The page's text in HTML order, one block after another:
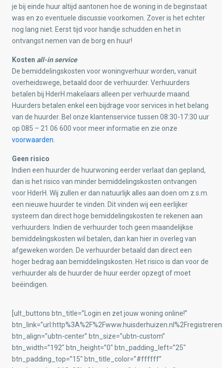
je bij einde huur altijd aantonen hoe de woning in de beginstaat
was en zo eventuele discussie voorkomen. Zover is het echter
nog lang niet. Eerst tijd voor handje schudden en het in
ontvangst nemen van de borg en huur!
Kosten all-in service
De bemiddelingskosten voor woningverhuur worden, vanuit
overheidswege, betaald door de verhuurder. Verhuurders
betalen bij HderH makelaars alleen per verhuurde maand.
Huurders betalen enkel een bijdrage voor services in het belang
van de huurder. Bel onze klantenservice tussen 08:30-17:30 uur
op 085 – 21 06 600 voor meer informatie en zie onze
voorwaarden.
Geen risico
Indien een huurder de huurwoning eerder verlaat dan gepland,
dan is het risico van minder bemiddelingskosten ontvangen
voor HderH. Wij zullen er dan natuurlijk alles aan doen om z.s.m.
een nieuwe huurder te vinden. Dit vinden wij een eerlijker
systeem dan direct hoge bemiddelingskosten te rekenen aan
verhuurders. Indien de verhuurder toch geen maandelijkse
bemiddelingskosten wil betalen, dan kan hier in overleg van
afgeweken worden. De verhuurder betaald dan direct een
hoger bedrag aan bemiddelingskosten. Het risico is dan voor de
verhuurder als de huurder de huur eerder opzegt of moet
beëindigen.
[ult_buttons btn_title=”Login en zet jouw woning online!”
btn_align=”ubtn-center” btn_size=”ubtn-custom”
btn_width=”192″ btn_height=”0″ btn_padding_left=”25″
btn_padding_top=”15″ btn_title_color=”#ffffff”